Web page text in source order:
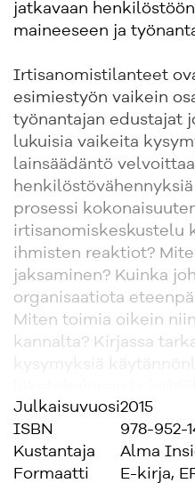
jatkavaan
maineeseen ja
Irtisanomistilanteet
esimiestyön vaikein
työnantajan edustajat
lukuisia vaikeita
lainsäädäntö
prosessi
irtisanomiskeskustelu
ihmisten reaktiot?
jaksaminen? Kuinka
organisaatiota
Miten toimia oikein
kannalta? Kirjassa
inhimillisestä
Julkaisuvuosi2015
ISBN
978-952-
Kustantaja
Alma
Formaatti
E-kirja,